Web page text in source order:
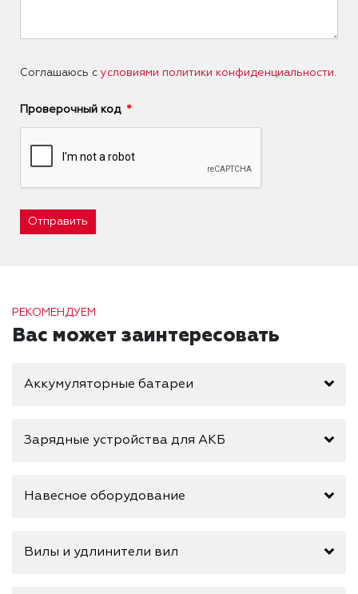
Соглашаюсь с условиями политики конфиденциальности.
Проверочный код
Отправить
РЕКОМЕНДУЕМ
Вас может заинтересовать
Аккумуляторные батареи
Зарядные устройства для АКБ
Навесное оборудование
Вилы и удлинители вил